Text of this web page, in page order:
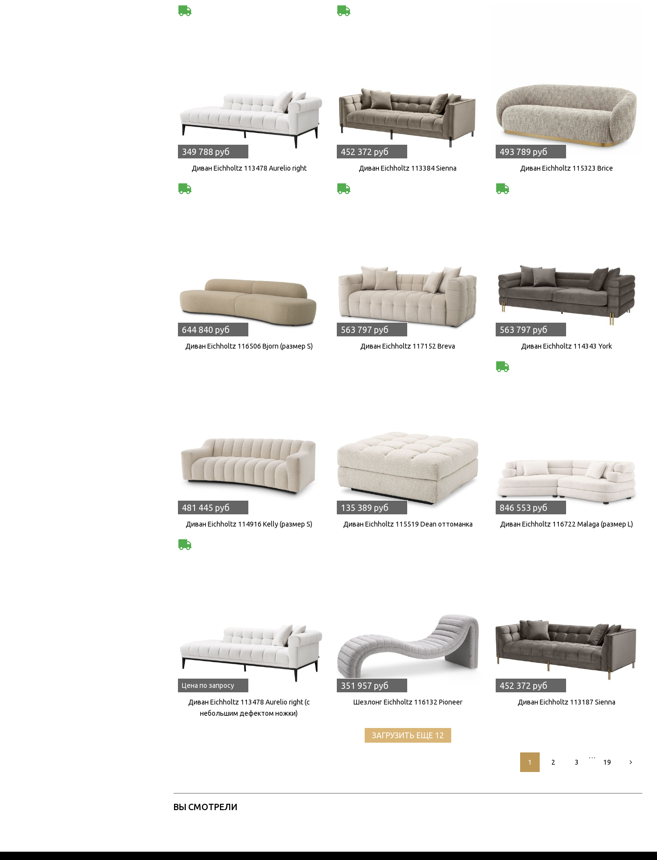
349 788 руб
Диван Eichholtz 113478 Aurelio right
452 372 руб
Диван Eichholtz 113384 Sienna
493 789 руб
Диван Eichholtz 115323 Brice
644 840 руб
Диван Eichholtz 116506 Bjorn (размер S)
563 797 руб
Диван Eichholtz 117152 Breva
563 797 руб
Диван Eichholtz 114343 York
481 445 руб
Диван Eichholtz 114916 Kelly (размер S)
135 389 руб
Диван Eichholtz 115519 Dean оттоманка
846 553 руб
Диван Eichholtz 116722 Malaga (размер L)
Цена по запросу
Диван Eichholtz 113478 Aurelio right (с
небольшим дефектом ножки)
351 957 руб
Шезлонг Eichholtz 116132 Pioneer
452 372 руб
Диван Eichholtz 113187 Sienna
ЗАГРУЗИТЬ ЕЩЕ 12
1 2 3
…
19
ВЫ СМОТРЕЛИ